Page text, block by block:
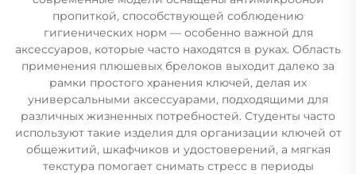
пропиткой, способствующей соблюдению
гигиенических норм — особенно важной для
аксессуаров, которые часто находятся в руках. Область
применения плюшевых брелоков выходит далеко за
рамки простого хранения ключей, делая их
универсальными аксессуарами, подходящими для
различных жизненных потребностей. Студенты часто
используют такие изделия для организации ключей от
общежитий, шкафчиков и удостоверений, а мягкая
текстура помогает снимать стресс в периоды